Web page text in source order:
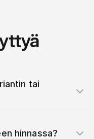
tai
hinnassa?